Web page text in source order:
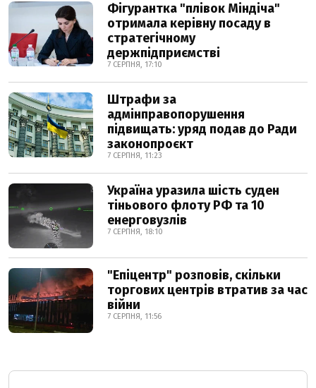
Фігурантка "плівок Міндіча"
отримала керівну посаду в
стратегічному
держпідприємстві
7 СЕРПНЯ, 17:10
Штрафи за
адмінправопорушення
підвищать: уряд подав до Ради
законопроєкт
7 СЕРПНЯ, 11:23
Україна уразила шість суден
тіньового флоту РФ та 10
енерговузлів
7 СЕРПНЯ, 18:10
"Епіцентр" розповів, скільки
торгових центрів втратив за час
війни
7 СЕРПНЯ, 11:56